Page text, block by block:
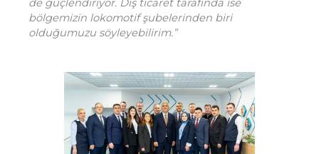
de güçlendiriyor. Dış ticaret tarafında ise
bölgemizin lokomotif şubelerinden biri
olduğumuzu söyleyebilirim.”